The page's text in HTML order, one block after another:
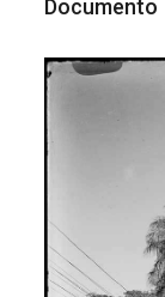
Documento